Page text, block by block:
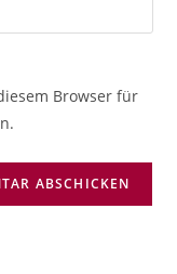
Browser für